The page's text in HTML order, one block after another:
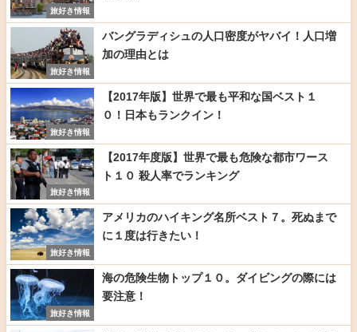
旅好き情報
旅好き情報
バングラディシュの人口密度がヤバイ！人口増
加の理由とは
旅好き情報
【2017年版】世界で最も平和な国ベスト１
０！日本もランクイン！
旅好き情報
【2017年度版】世界で最も危険な都市ワース
ト１０ 殺人率でランキング
旅好き情報
アメリカのハイキング名所ベスト７。死ぬまで
に１度は行きたい！
旅好き情報
海の危険生物トップ１０。ダイビングの際には
要注意！